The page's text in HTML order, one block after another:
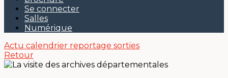
Se connecter
Salles
Numérique
Actu calendrier reportage sorties
Retour